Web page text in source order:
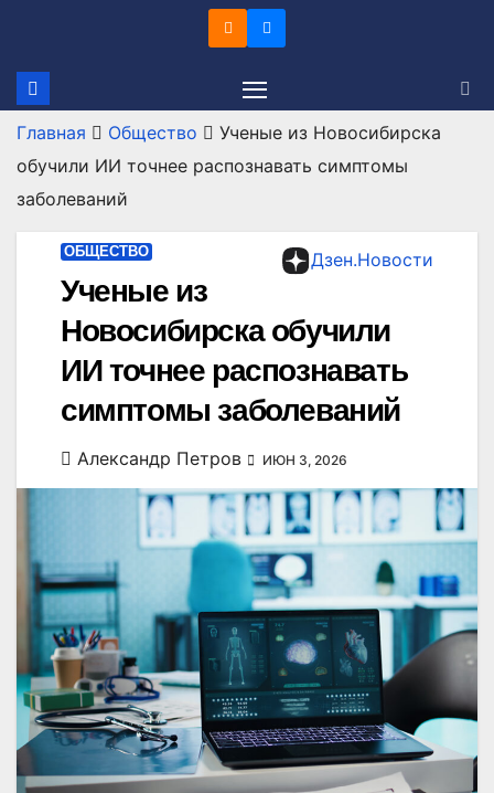
содержимому
Главная Общество
Ученые из Новосибирска
обучили ИИ точнее распознавать симптомы
заболеваний
Дзен.Новости
ОБЩЕСТВО
Ученые из
Новосибирска обучили
ИИ точнее распознавать
симптомы заболеваний
Александр Петров ИЮН 3, 2026